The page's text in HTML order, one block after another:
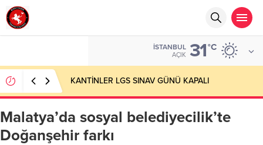
İSTANBUL
AÇIK 31°C
KANTİNLER LGS SINAV GÜNÜ KAPALI
Malatya’da sosyal belediyecilik’te
Doğanşehir farkı